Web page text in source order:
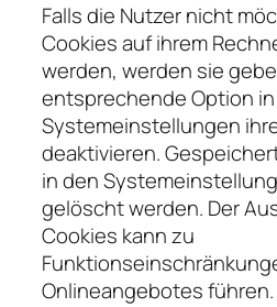
Falls die Nutzer nicht
Cookies auf ihrem
werden, werden sie
entsprechende Option
Systemeinstellungen
deaktivieren.
in den
gelöscht werden. Der
Cookies kann zu
Onlineangebotes führen.